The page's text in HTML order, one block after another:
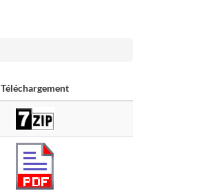
Téléchargement